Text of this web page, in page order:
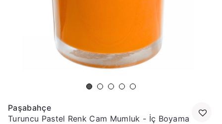
Paşabahçe
Turuncu Pastel Renk Cam Mumluk - İç Boyama